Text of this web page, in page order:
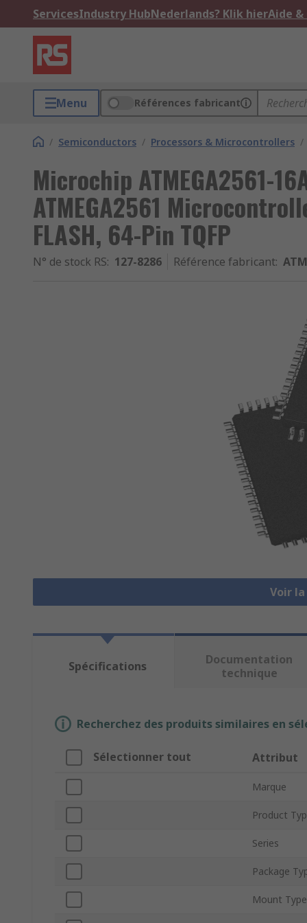
ServicesIndustry HubNederlands? Klik hierAide
Menu Références fabricant
/ Semiconductors / Processors & Microcontrollers /
Microchip ATMEGA2561-
ATMEGA2561
FLASH, 64-Pin TQFP
N° de stock RS: 127-8286 Référence fabricant:
Voir
Spécifications
Documentation
technique
Recherchez des produits similaires en
Sélectionner tout Attribut
Marque
Product
Series
Package
Mount Type